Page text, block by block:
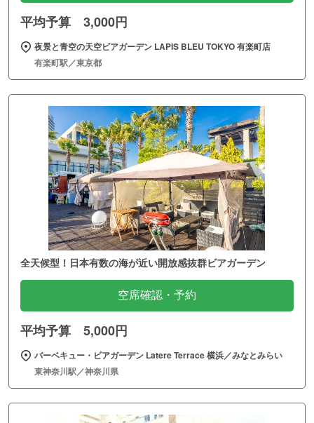
平均予算 3,000円
夜景と青空の天空ビアガーデン LAPIS BLEU TOKYO 有楽町店
有楽町駅／東京都
全天候型！日本有数の海が近い開放感抜群ビアガーデン
空席確認・予約
平均予算 5,000円
バーベキュー・ビアガーデン Latere Terrace 横浜／みなとみらい
東神奈川駅／神奈川県